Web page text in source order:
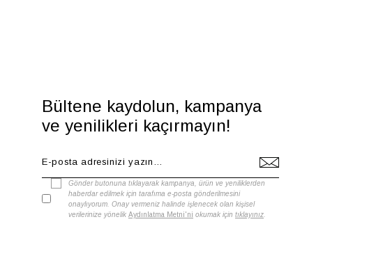
Bültene kaydolun, kampanya
ve yenilikleri kaçırmayın!
Gönder butonuna tıklayarak kampanya, ürün ve yeniliklerden
haberdar edilmek için tarafıma e-posta gönderilmesini
onaylıyorum. Onay vermeniz halinde işlenecek olan kişisel
verilerinize yönelik Aydınlatma Metni'ni okumak için tıklayınız